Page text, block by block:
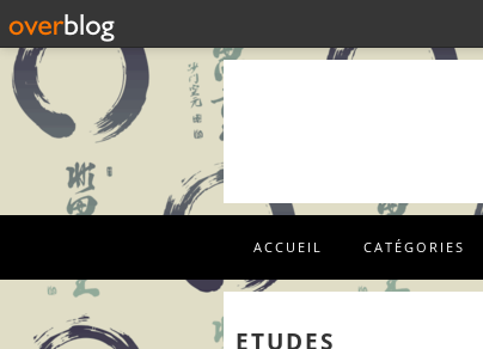
ACCUEIL CATÉGORIES
ETUDES